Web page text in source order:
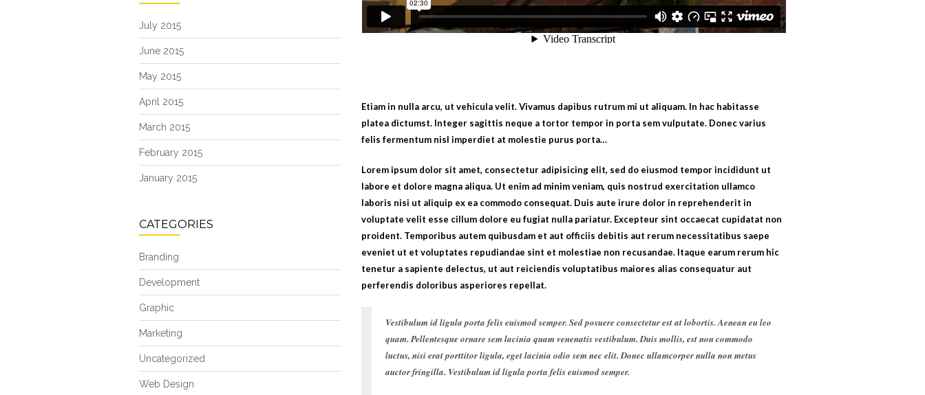
July 2015
June 2015
May 2015
April 2015
March 2015
February 2015
January 2015
CATEGORIES
Branding
Development
Graphic
Marketing
Uncategorized
Web Design
Etiam in nulla arcu, ut vehicula velit. Vivamus dapibus rutrum mi ut aliquam. In hac habitasse
platea dictumst. Integer sagittis neque a tortor tempor in porta sem vulputate. Donec varius
felis fermentum nisl imperdiet at molestie purus porta…
Lorem ipsum dolor sit amet, consectetur adipisicing elit, sed do eiusmod tempor incididunt ut
labore et dolore magna aliqua. Ut enim ad minim veniam, quis nostrud exercitation ullamco
laboris nisi ut aliquip ex ea commodo consequat. Duis aute irure dolor in reprehenderit in
voluptate velit esse cillum dolore eu fugiat nulla pariatur. Excepteur sint occaecat cupidatat non
proident. Temporibus autem quibusdam et aut officiis debitis aut rerum necessitatibus saepe
eveniet ut et voluptates repudiandae sint et molestiae non recusandae. Itaque earum rerum hic
tenetur a sapiente delectus, ut aut reiciendis voluptatibus maiores alias consequatur aut
perferendis doloribus asperiores repellat.
Vestibulum id ligula porta felis euismod semper. Sed posuere consectetur est at lobortis. Aenean eu leo
quam. Pellentesque ornare sem lacinia quam venenatis vestibulum. Duis mollis, est non commodo
luctus, nisi erat porttitor ligula, eget lacinia odio sem nec elit. Donec ullamcorper nulla non metus
auctor fringilla. Vestibulum id ligula porta felis euismod semper.